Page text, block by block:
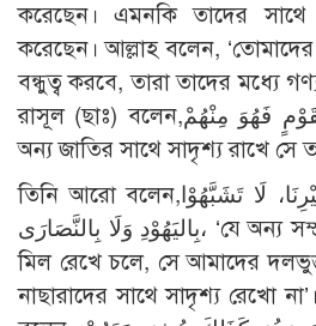
করেছেন। এমনকি তাদের
করেছেন। আল্লাহ বলেন,
বন্ধুত্ব করবে, তারা তাদের মধ্যে
রাসূল (ছাঃ) বলেন,مَنْ تَشَبَّهَ بِقَوْمٍ فَهُوَ مِنْهُمْ، ‘যে ব্যক্তি
অন্য জাতির সাথে সাদৃশ্য রাখে সে
তিনি আরো বলেন,لَيْسَ مِنَّا مَنْ تَشَبَّهَ بِغَيْرِنَا، لَا تَشَبَّهُوْا
بِاليَهُوْدِ وَلَا بِالنَّصَارَى، ‘যে অন্য সম্প্রদায়ের সাথে সাদৃশ্য বা
মিল রেখে চলে, সে আমাদের
নাছারাদের সাথে সাদৃশ্য রেখো না’।